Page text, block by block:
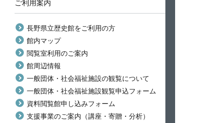
ご利用案内
長野県立歴史館をご利用の方
館内マップ
閲覧室利用のご案内
館周辺情報
一般団体・社会福祉施設の観覧について
一般団体・社会福祉施設観覧申込フォーム
資料閲覧館申し込みフォーム
支援事業のご案内（講座・寄贈・分析）